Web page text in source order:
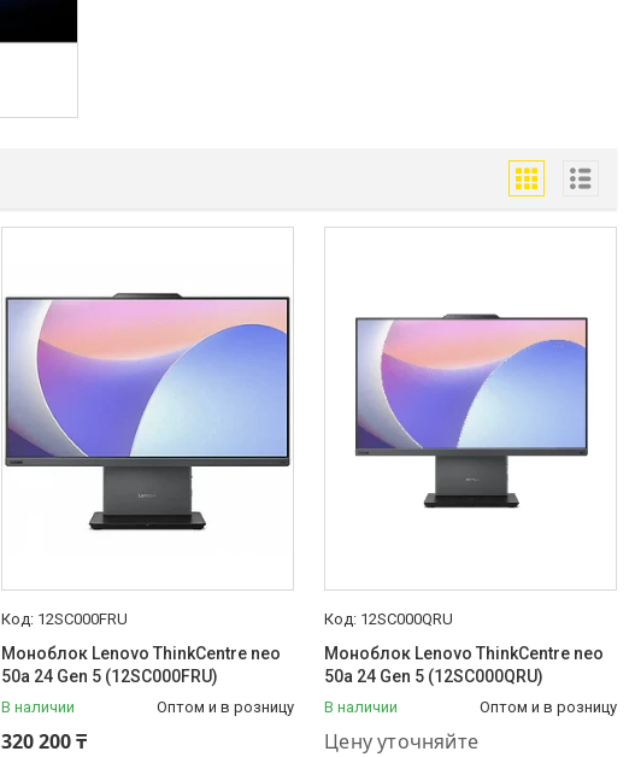
12SC000FRU
Моноблок Lenovo ThinkCentre neo
50a 24 Gen 5 (12SC000FRU)
В наличии Оптом и в розницу
320 200 ₸
12SC000QRU
Моноблок Lenovo ThinkCentre neo
50a 24 Gen 5 (12SC000QRU)
В наличии Оптом и в розницу
Цену уточняйте
+7 (778) 848-44-33